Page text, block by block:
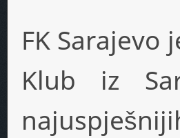
FK Sarajevo
Klub iz